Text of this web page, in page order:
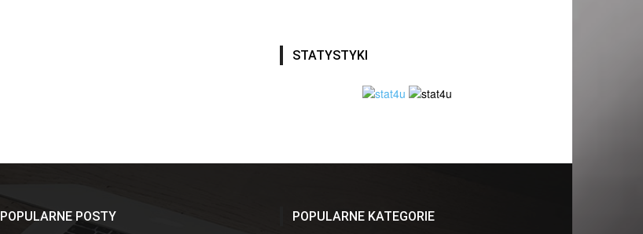
STATYSTYKI
POPULARNE POSTY POPULARNE KATEGORIE